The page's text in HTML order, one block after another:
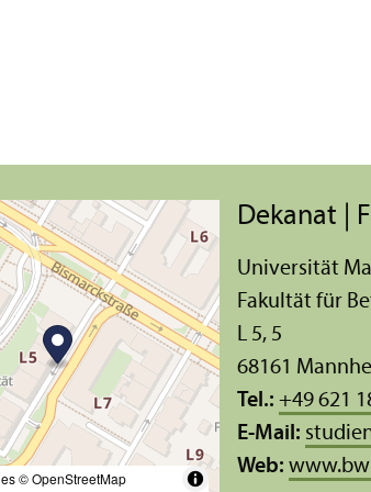
© OpenStreetMap
Dekanat |
Universität
Fakultät für
L 5, 5
68161
Tel.: +49 621
E-Mail:
Web: